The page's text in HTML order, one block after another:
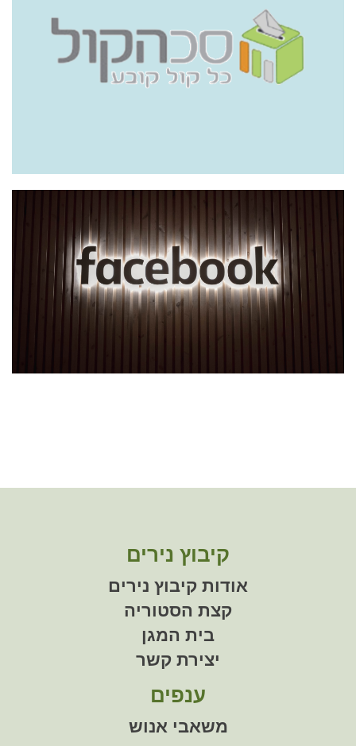
קיבוץ נירים
אודות קיבוץ נירים
קצת הסטוריה
בית המגן
יצירת קשר
ענפים
משאבי אנוש